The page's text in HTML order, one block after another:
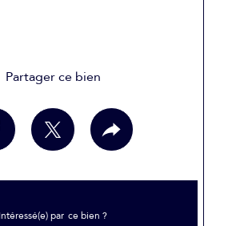
Partager ce bien
Intéressé(e) par ce bien ?